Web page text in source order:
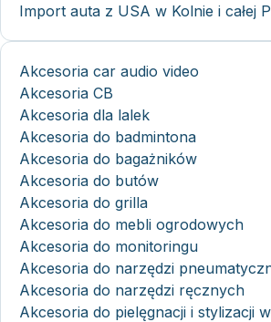
Import auta z USA w Kolnie i całej
Akcesoria car audio video
Akcesoria CB
Akcesoria dla lalek
Akcesoria do badmintona
Akcesoria do bagażników
Akcesoria do butów
Akcesoria do grilla
Akcesoria do mebli ogrodowych
Akcesoria do monitoringu
Akcesoria do narzędzi
Akcesoria do narzędzi ręcznych
Akcesoria do pielęgnacji i stylizacji